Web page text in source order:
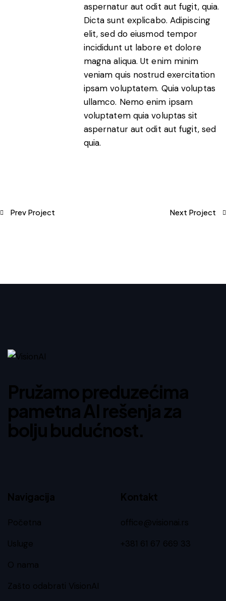
aspernatur aut odit aut fugit, quia.
Dicta sunt explicabo. Adipiscing
elit, sed do eiusmod tempor
incididunt ut labore et dolore
magna aliqua. Ut enim minim
veniam quis nostrud exercitation
ipsam voluptatem. Quia voluptas
ullamco. Nemo enim ipsam
voluptatem quia voluptas sit
aspernatur aut odit aut fugit, sed
quia.
Prev Project Next Project
Pružamo preduzećima
pametna AI rešenja za
bolju budućnost.
Navigacija
Početna
Usluge
O nama
Zašto odabrati VisionAI
Kontakt
office@visionai.rs
+381 61 67 669 33